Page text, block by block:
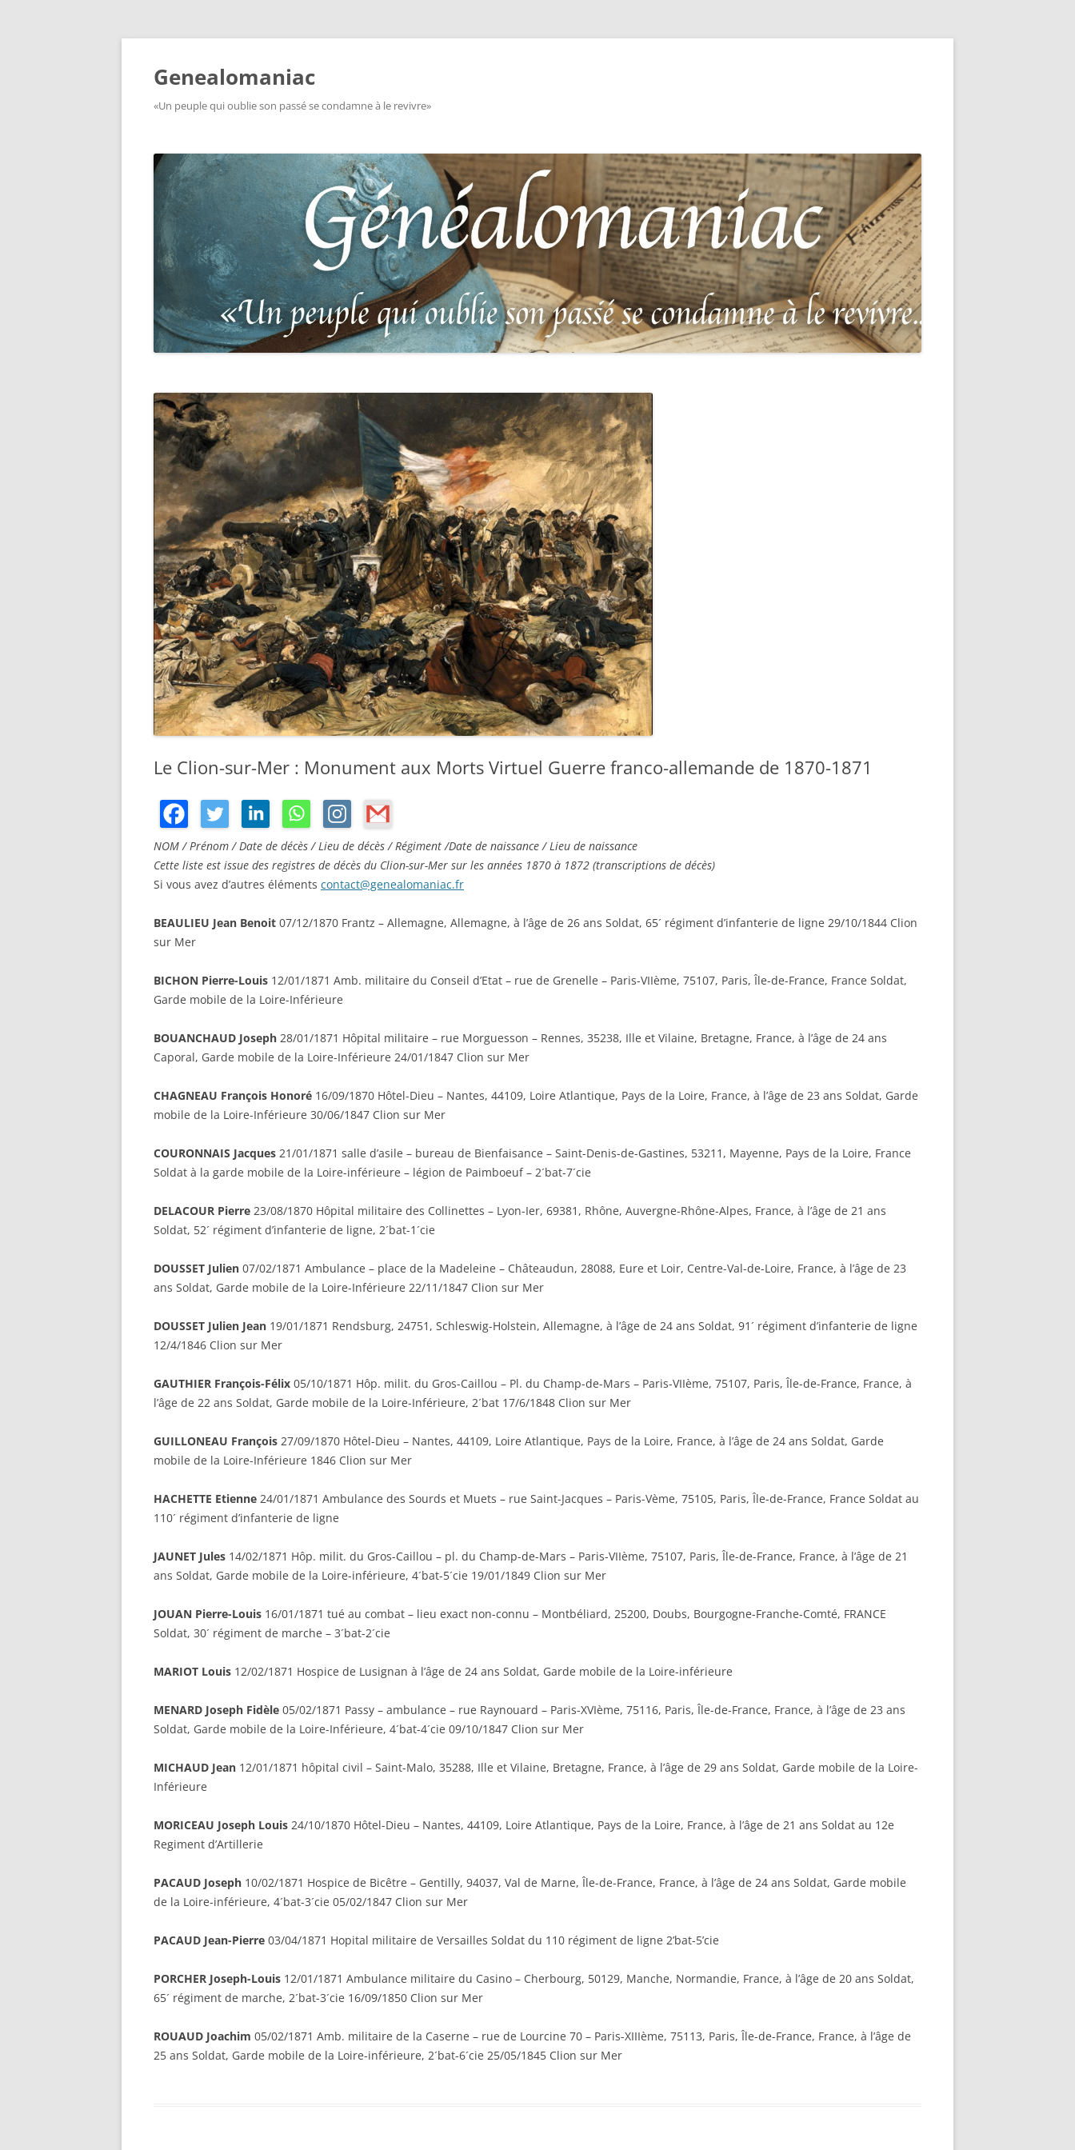
Aller
Genealomaniac
«Un peuple qui oublie son passé se condamne à le revivre»
Le Clion-sur-Mer : Monument aux Morts Virtuel Guerre franco-allemande de 1870-1871
NOM / Prénom / Date de décès / Lieu de décès / Régiment /Date de naissance / Lieu de naissance
Cette liste est issue des registres de décès du Clion-sur-Mer sur les années 1870 à 1872 (transcriptions de décès)
Si vous avez d’autres éléments contact@genealomaniac.fr
BEAULIEU Jean Benoit 07/12/1870 Frantz – Allemagne, Allemagne, à l’âge de 26 ans Soldat, 65´ régiment d’infanterie de ligne 29/10/1844 Clion
sur Mer
BICHON Pierre-Louis 12/01/1871 Amb. militaire du Conseil d’Etat – rue de Grenelle – Paris-VIIème, 75107, Paris, Île-de-France, France Soldat,
Garde mobile de la Loire-Inférieure
BOUANCHAUD Joseph 28/01/1871 Hôpital militaire – rue Morguesson – Rennes, 35238, Ille et Vilaine, Bretagne, France, à l’âge de 24 ans
Caporal, Garde mobile de la Loire-Inférieure 24/01/1847 Clion sur Mer
CHAGNEAU François Honoré 16/09/1870 Hôtel-Dieu – Nantes, 44109, Loire Atlantique, Pays de la Loire, France, à l’âge de 23 ans Soldat, Garde
mobile de la Loire-Inférieure 30/06/1847 Clion sur Mer
COURONNAIS Jacques 21/01/1871 salle d’asile – bureau de Bienfaisance – Saint-Denis-de-Gastines, 53211, Mayenne, Pays de la Loire, France
Soldat à la garde mobile de la Loire-inférieure – légion de Paimboeuf – 2´bat-7´cie
DELACOUR Pierre 23/08/1870 Hôpital militaire des Collinettes – Lyon-Ier, 69381, Rhône, Auvergne-Rhône-Alpes, France, à l’âge de 21 ans
Soldat, 52´ régiment d’infanterie de ligne, 2´bat-1´cie
DOUSSET Julien 07/02/1871 Ambulance – place de la Madeleine – Châteaudun, 28088, Eure et Loir, Centre-Val-de-Loire, France, à l’âge de 23
ans Soldat, Garde mobile de la Loire-Inférieure 22/11/1847 Clion sur Mer
DOUSSET Julien Jean 19/01/1871 Rendsburg, 24751, Schleswig-Holstein, Allemagne, à l’âge de 24 ans Soldat, 91´ régiment d’infanterie de ligne
12/4/1846 Clion sur Mer
GAUTHIER François-Félix 05/10/1871 Hôp. milit. du Gros-Caillou – Pl. du Champ-de-Mars – Paris-VIIème, 75107, Paris, Île-de-France, France, à
l’âge de 22 ans Soldat, Garde mobile de la Loire-Inférieure, 2´bat 17/6/1848 Clion sur Mer
GUILLONEAU François 27/09/1870 Hôtel-Dieu – Nantes, 44109, Loire Atlantique, Pays de la Loire, France, à l’âge de 24 ans Soldat, Garde
mobile de la Loire-Inférieure 1846 Clion sur Mer
HACHETTE Etienne 24/01/1871 Ambulance des Sourds et Muets – rue Saint-Jacques – Paris-Vème, 75105, Paris, Île-de-France, France Soldat au
110´ régiment d’infanterie de ligne
JAUNET Jules 14/02/1871 Hôp. milit. du Gros-Caillou – pl. du Champ-de-Mars – Paris-VIIème, 75107, Paris, Île-de-France, France, à l’âge de 21
ans Soldat, Garde mobile de la Loire-inférieure, 4´bat-5´cie 19/01/1849 Clion sur Mer
JOUAN Pierre-Louis 16/01/1871 tué au combat – lieu exact non-connu – Montbéliard, 25200, Doubs, Bourgogne-Franche-Comté, FRANCE
Soldat, 30´ régiment de marche – 3´bat-2´cie
MARIOT Louis 12/02/1871 Hospice de Lusignan à l’âge de 24 ans Soldat, Garde mobile de la Loire-inférieure
MENARD Joseph Fidèle 05/02/1871 Passy – ambulance – rue Raynouard – Paris-XVIème, 75116, Paris, Île-de-France, France, à l’âge de 23 ans
Soldat, Garde mobile de la Loire-Inférieure, 4´bat-4´cie 09/10/1847 Clion sur Mer
MICHAUD Jean 12/01/1871 hôpital civil – Saint-Malo, 35288, Ille et Vilaine, Bretagne, France, à l’âge de 29 ans Soldat, Garde mobile de la Loire-
Inférieure
MORICEAU Joseph Louis 24/10/1870 Hôtel-Dieu – Nantes, 44109, Loire Atlantique, Pays de la Loire, France, à l’âge de 21 ans Soldat au 12e
Regiment d’Artillerie
PACAUD Joseph 10/02/1871 Hospice de Bicêtre – Gentilly, 94037, Val de Marne, Île-de-France, France, à l’âge de 24 ans Soldat, Garde mobile
de la Loire-inférieure, 4´bat-3´cie 05/02/1847 Clion sur Mer
PACAUD Jean-Pierre 03/04/1871 Hopital militaire de Versailles Soldat du 110 régiment de ligne 2’bat-5’cie
PORCHER Joseph-Louis 12/01/1871 Ambulance militaire du Casino – Cherbourg, 50129, Manche, Normandie, France, à l’âge de 20 ans Soldat,
65´ régiment de marche, 2´bat-3´cie 16/09/1850 Clion sur Mer
ROUAUD Joachim 05/02/1871 Amb. militaire de la Caserne – rue de Lourcine 70 – Paris-XIIIème, 75113, Paris, Île-de-France, France, à l’âge de
25 ans Soldat, Garde mobile de la Loire-inférieure, 2´bat-6´cie 25/05/1845 Clion sur Mer